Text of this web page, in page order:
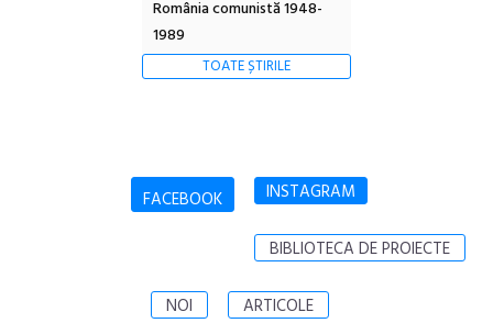
România comunistă 1948-
1989
TOATE ȘTIRILE
FACEBOOK INSTAGRAM
BIBLIOTECA DE PROIECTE
NOI ARTICOLE